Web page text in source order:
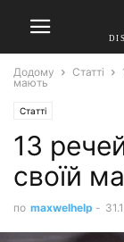
Додому Статті
мають
Статті
13
своїй
по maxwelhelp -